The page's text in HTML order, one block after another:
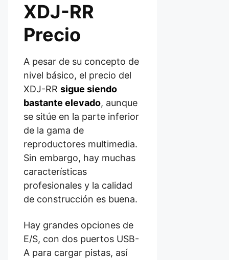
XDJ-RR
Precio
A pesar de su concepto de
nivel básico, el precio del
XDJ-RR sigue siendo
bastante elevado, aunque
se sitúe en la parte inferior
de la gama de
reproductores multimedia.
Sin embargo, hay muchas
características
profesionales y la calidad
de construcción es buena.
Hay grandes opciones de
E/S, con dos puertos USB-
A para cargar pistas, así